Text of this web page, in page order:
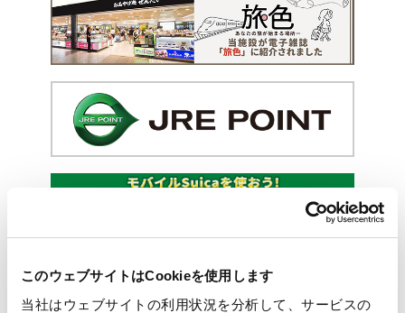
このウェブサイトはCookieを使用します
当社はウェブサイトの利用状況を分析して、サービスの